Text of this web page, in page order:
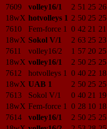
7609
volley16/1 2 51 25 26
18wX hotvolleys 1 2 50 25 25
7610
Fem-force 1 0 42 21 21
18wX Sokol V/1 2 63 25 23
7611
volley16/2 1 57 20 25
18wX volley16/1 2 50 25 25
7612
hotvolleys 1 0 40 22 18
18wX UAB 1 2 50 25 25
7613
Sokol V/1 0 40 21 19
18wX Fem-force 1 0 28 10 18
7614
volley16/1 2 50 25 25